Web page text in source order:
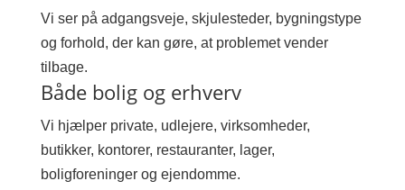
Vi ser på adgangsveje, skjulesteder, bygningstype
og forhold, der kan gøre, at problemet vender
tilbage.
Både bolig og erhverv
Vi hjælper private, udlejere, virksomheder,
butikker, kontorer, restauranter, lager,
boligforeninger og ejendomme.